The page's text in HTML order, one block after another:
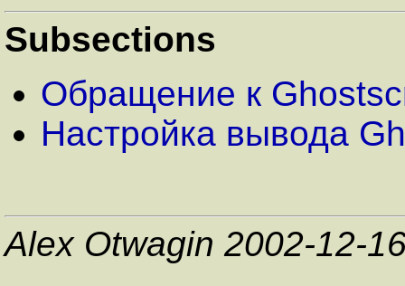
Subsections
Обращение к
Настройка вывода
Alex Otwagin 2002-12-